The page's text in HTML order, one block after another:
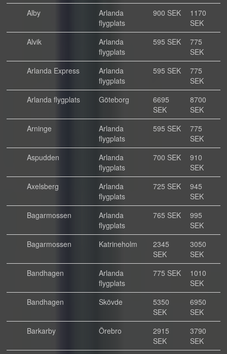
Alby
Arlanda
flygplats
900 SEK
1170
SEK
Alvik
Arlanda
flygplats
595 SEK
775
SEK
Arlanda Express
Arlanda
flygplats
595 SEK
775
SEK
Arlanda flygplats
Göteborg
6695
SEK
8700
SEK
Arninge
Arlanda
flygplats
595 SEK
775
SEK
Aspudden
Arlanda
flygplats
700 SEK
910
SEK
Axelsberg
Arlanda
flygplats
725 SEK
945
SEK
Bagarmossen
Arlanda
flygplats
765 SEK
995
SEK
Bagarmossen
Katrineholm
2345
SEK
3050
SEK
Bandhagen
Arlanda
flygplats
775 SEK
1010
SEK
Bandhagen
Skövde
5350
SEK
6950
SEK
Barkarby
Örebro
2915
SEK
3790
SEK